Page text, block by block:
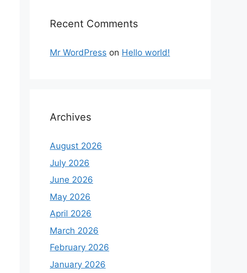
Recent Comments
Mr WordPress on Hello world!
Archives
August 2026
July 2026
June 2026
May 2026
April 2026
March 2026
February 2026
January 2026